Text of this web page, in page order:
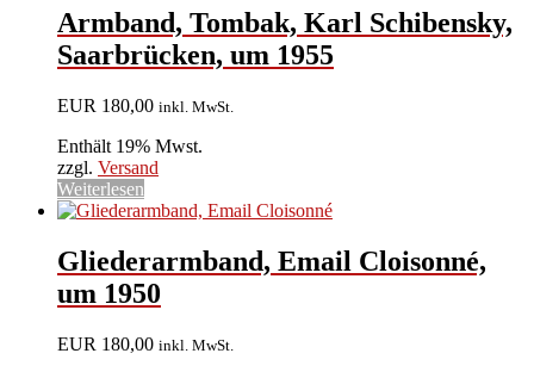
Armband, Tombak, Karl Schibensky,
Saarbrücken, um 1955
EUR 180,00 inkl. MwSt.
Enthält 19% Mwst.
zzgl. Versand
Weiterlesen
Gliederarmband, Email Cloisonné,
um 1950
EUR 180,00 inkl. MwSt.